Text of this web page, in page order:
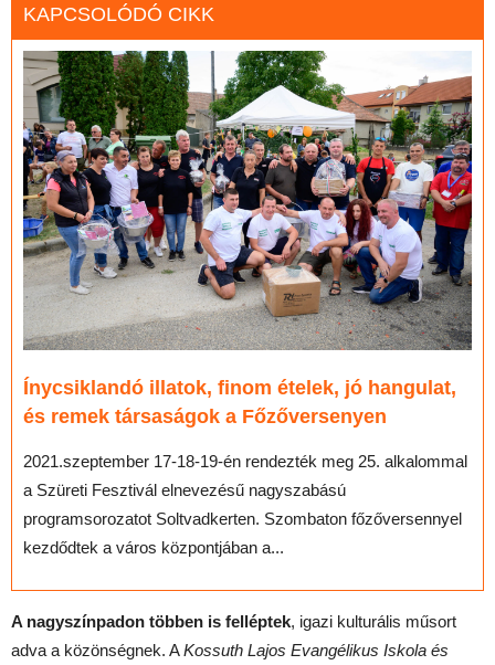
KAPCSOLÓDÓ CIKK
Ínycsiklandó illatok, finom ételek, jó hangulat,
és remek társaságok a Főzőversenyen
2021.szeptember 17-18-19-én rendezték meg 25. alkalommal
a Szüreti Fesztivál elnevezésű nagyszabású
programsorozatot Soltvadkerten. Szombaton főzőversennyel
kezdődtek a város központjában a...
A nagyszínpadon többen is felléptek, igazi kulturális műsort
adva a közönségnek. AKossuth Lajos Evangélikus Iskola és